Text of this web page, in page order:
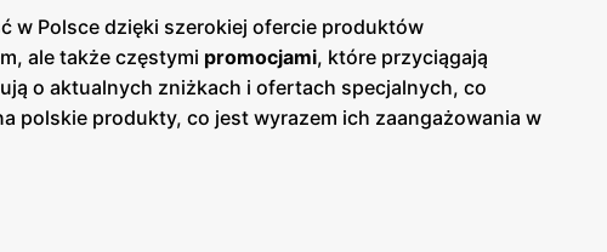
w Polsce dzięki szerokiej ofercie produktów
ale także częstymi promocjami, które przyciągają
o aktualnych zniżkach i ofertach specjalnych, co
polskie produkty, co jest wyrazem ich zaangażowania w
sklepów można znaleźć szeroki wybór owoców i
liczyć na pomocną obsługę oraz atrakcyjne